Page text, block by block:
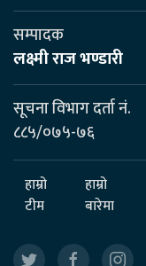
सम्पादक
लक्ष्मी राज भण्डारी
सूचना विभाग दर्ता नं.
८८५/०७५-७६
हाम्रो
टीम
हाम्रो
बारेमा